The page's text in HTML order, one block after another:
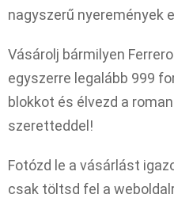
nagyszerű nyeremények
Vásárolj bármilyen
egyszerre legalább 999
blokkot és élvezd a
szeretteddel!
Fotózd le a vásárlást
csak töltsd fel a